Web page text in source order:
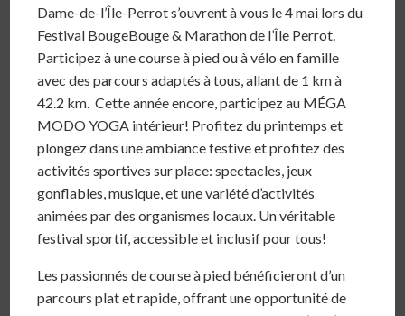
Dame-de-l’Île-Perrot s’ouvrent à vous le 4 mai lors du
Festival BougeBouge & Marathon de l’Île Perrot.
Participez à une course à pied ou à vélo en famille
avec des parcours adaptés à tous, allant de 1 km à
42.2 km. Cette année encore, participez au MÉGA
MODO YOGA intérieur! Profitez du printemps et
plongez dans une ambiance festive et profitez des
activités sportives sur place: spectacles, jeux
gonflables, musique, et une variété d’activités
animées par des organismes locaux. Un véritable
festival sportif, accessible et inclusif pour tous!
Les passionnés de course à pied bénéficieront d’un
parcours plat et rapide, offrant une opportunité de